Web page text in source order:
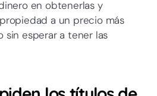
en obtenerlas y
a un precio más
sin esperar a tener las